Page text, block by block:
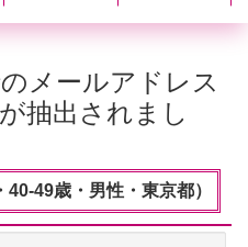
メールアドレス
抽出されまし
49歳・男性・東京都）